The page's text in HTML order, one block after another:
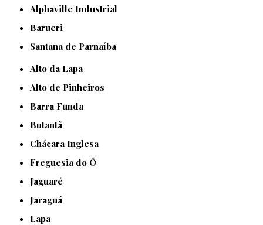
Alphaville Industrial
Barueri
Santana de Parnaíba
Alto da Lapa
Alto de Pinheiros
Barra Funda
Butantã
Chácara Inglesa
Freguesia do Ó
Jaguaré
Jaraguá
Lapa